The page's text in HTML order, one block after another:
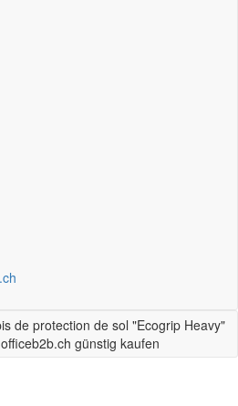
de protection de sol "Ecogrip Heavy"
günstig kaufen